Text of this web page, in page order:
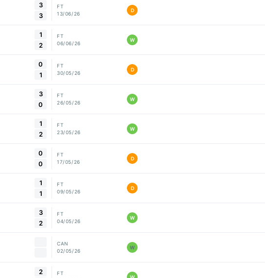
3
3
FT
13/06/26
D
1
2
FT
06/06/26
W
0
1
FT
30/05/26
D
3
0
FT
26/05/26
W
1
2
FT
23/05/26
W
0
0
FT
17/05/26
D
1
1
FT
09/05/26
D
3
2
FT
04/05/26
W
CAN
02/05/26
W
2
FT
W